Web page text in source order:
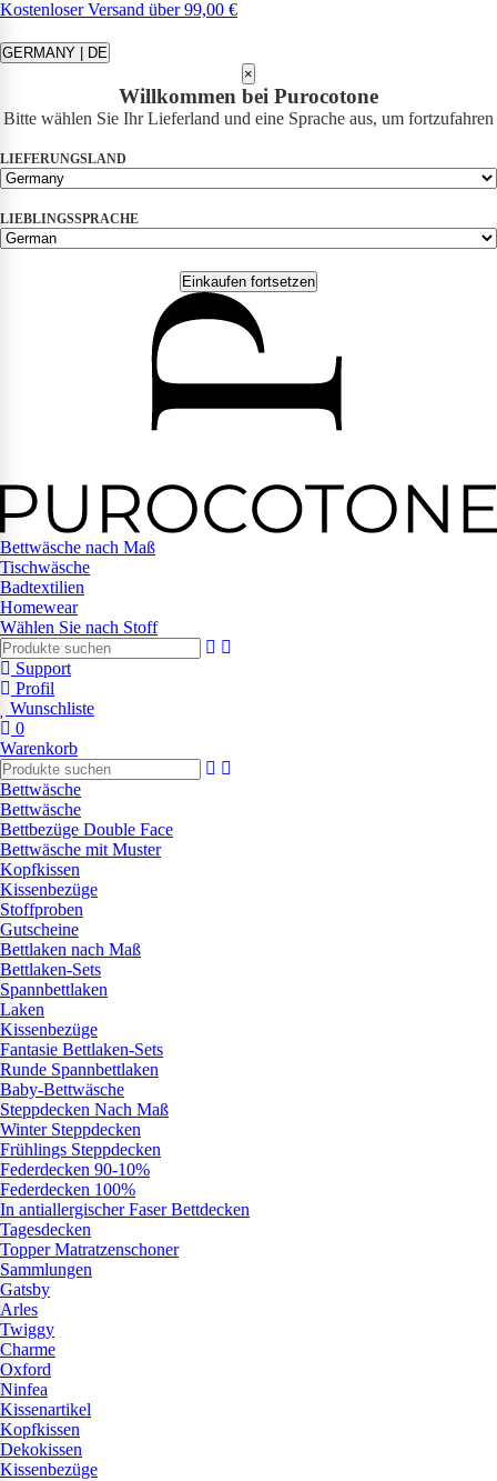
Kostenloser Versand über 99,00 €
GERMANY | DE
×
Willkommen bei Purocotone
Bitte wählen Sie Ihr Lieferland und eine Sprache aus, um fortzufahren
LIEFERUNGSLAND
LIEBLINGSSPRACHE
Einkaufen fortsetzen
Bettwäsche nach Maß
Tischwäsche
Badtextilien
Homewear
Wählen Sie nach Stoff
Support
Profil
Wunschliste
0
Warenkorb
Bettwäsche
Bettwäsche
Bettbezüge Double Face
Bettwäsche mit Muster
Kopfkissen
Kissenbezüge
Stoffproben
Gutscheine
Bettlaken nach Maß
Bettlaken-Sets
Spannbettlaken
Laken
Kissenbezüge
Fantasie Bettlaken-Sets
Runde Spannbettlaken
Baby-Bettwäsche
Steppdecken Nach Maß
Winter Steppdecken
Frühlings Steppdecken
Federdecken 90-10%
Federdecken 100%
In antiallergischer Faser Bettdecken
Tagesdecken
Topper Matratzenschoner
Sammlungen
Gatsby
Arles
Twiggy
Charme
Oxford
Ninfea
Kissenartikel
Kopfkissen
Dekokissen
Kissenbezüge